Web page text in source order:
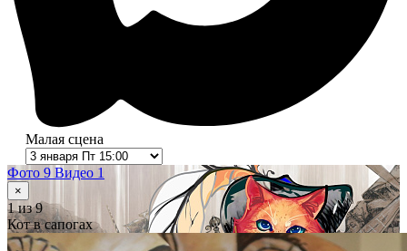
Малая сцена
Фото 9 Видео 1
×
1из 9
Кот в сапогах